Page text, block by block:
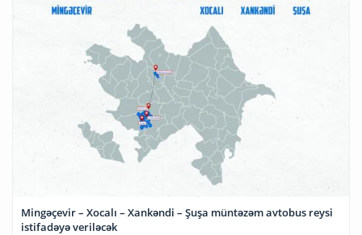
Mingəçevir – Xocalı – Xankəndi – Şuşa müntəzəm avtobus reysi
istifadəyə veriləcək